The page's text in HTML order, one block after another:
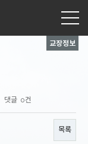
교장정보
댓글 0건
목록